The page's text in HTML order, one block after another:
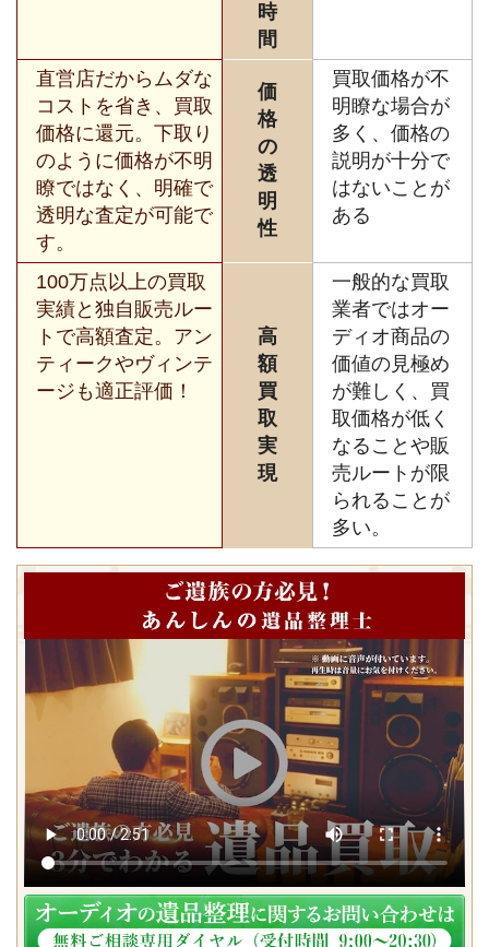
時
間
直営店だからムダな
コストを省き、買取
価格に還元。下取り
のように価格が不明
瞭ではなく、明確で
透明な査定が可能で
す。
価
格
の
透
明
性
買取価格が不
明瞭な場合が
多く、価格の
説明が十分で
はないことが
ある
100万点以上の買取
実績と独自販売ルー
トで高額査定。アン
ティークやヴィンテ
ージも適正評価！
高
額
買
取
実
現
一般的な買取
業者ではオー
ディオ商品の
価値の見極め
が難しく、買
取価格が低く
なることや販
売ルートが限
られることが
多い。